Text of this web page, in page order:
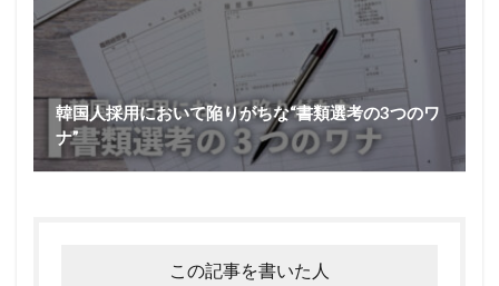
韓国人採用において陥りがちな“書類選考の3つのワ
ナ”
この記事を書いた人